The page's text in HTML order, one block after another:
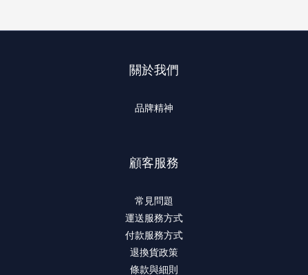
關於我們
品牌精神
顧客服務
常見問題
運送服務方式
付款服務方式
退換貨政策
條款與細則